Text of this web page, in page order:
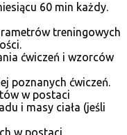
60 min każdy.
treningowych
ćwiczeń i wzorców
poznanych ćwiczeń.
w postaci
i masy ciała (jeśli